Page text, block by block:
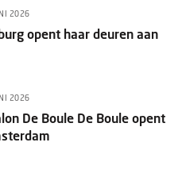
2026
opent haar deuren aan
2026
De Boule De Boule opent